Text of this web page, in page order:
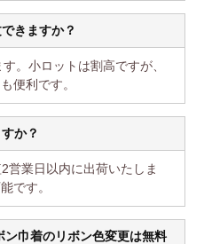
きますか？
。小ロットは割高ですが、
便利です。
か？
営業日以内に出荷いたしま
です。
ン巾着のリボン色変更は無料